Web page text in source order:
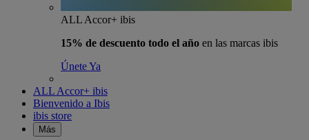
ALL Accor+ ibis
15% de descuento todo el año en las marcas ibis
Únete Ya
ALL Accor+ ibis
Bienvenido a Ibis
ibis store
Más